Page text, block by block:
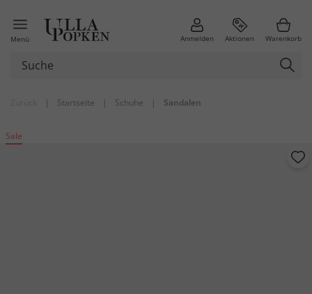
Menü Anmelden Aktionen Warenkorb
| Startseite | Schuhe | Sandalen
Sale